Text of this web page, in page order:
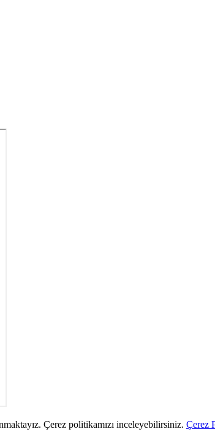
Çerez politikamızı inceleyebilirsiniz. Çerez